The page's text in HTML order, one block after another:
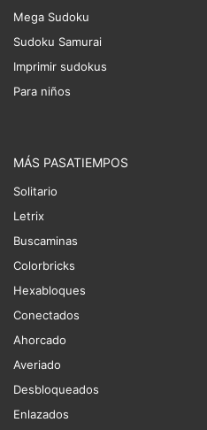
Mega Sudoku
Sudoku Samurai
Imprimir sudokus
Para niños
MÁS PASATIEMPOS
Solitario
Letrix
Buscaminas
Colorbricks
Hexabloques
Conectados
Ahorcado
Averiado
Desbloqueados
Enlazados